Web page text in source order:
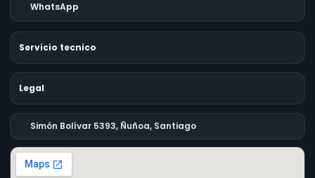
WhatsApp
Servicio tecnico
Legal
Simón Bolívar 5393, Ñuñoa, Santiago